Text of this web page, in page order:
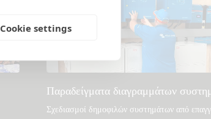
Cookie settings
Παραδείγματα διαγραμμάτων
Σχεδιασμοί δημοφιλών συστημάτων από